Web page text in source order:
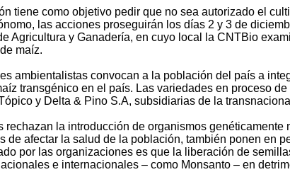
tiene como objetivo pedir que no sea autorizado el
las acciones proseguirán los días 2 y 3 de
Agricultura y Ganadería, en cuyo local la CNTBio
maíz.
ambientalistas convocan a la población del país a
transgénico en el país. Las variedades en proceso
y Delta & Pino S.A, subsidiarias de la
rechazan la introducción de organismos genéticamente
de afectar la salud de la población, también ponen en
por las organizaciones es que la liberación de
e internacionales – como Monsanto – en